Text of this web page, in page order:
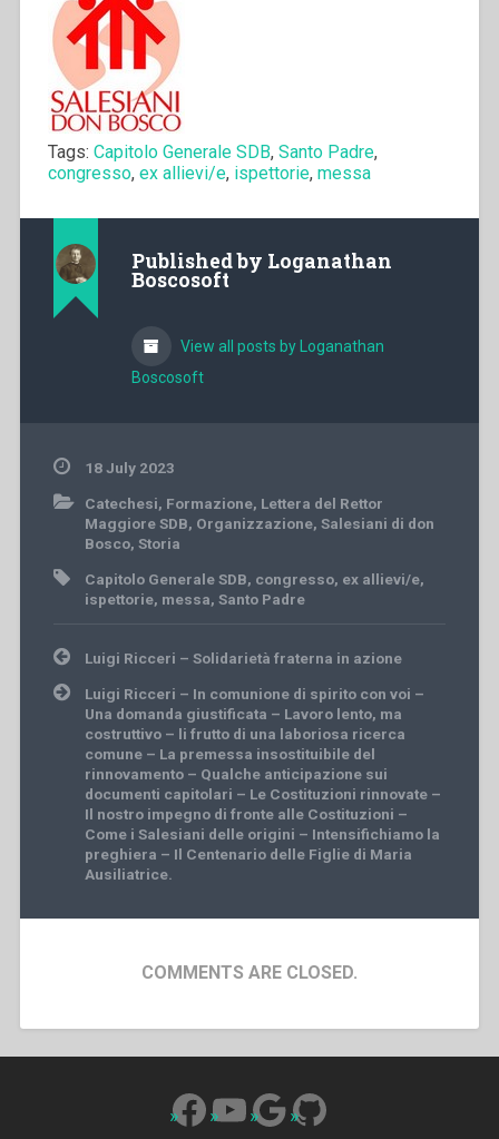
Tags: Capitolo Generale SDB, Santo Padre,
congresso, ex allievi/e, ispettorie, messa
Published by Loganathan
Boscosoft
View all posts by Loganathan
Boscosoft
18 July 2023
Catechesi, Formazione, Lettera del Rettor
Maggiore SDB, Organizzazione, Salesiani di don
Bosco, Storia
Capitolo Generale SDB, congresso, ex allievi/e,
ispettorie, messa, Santo Padre
Post
navigation
Luigi Ricceri – Solidarietà fraterna in azione
Luigi Ricceri – In comunione di spirito con voi –
Una domanda giustificata – Lavoro lento, ma
costruttivo – li frutto di una laboriosa ricerca
comune – La premessa insostituibile del
rinnovamento – Qualche anticipazione sui
documenti capitolari – Le Costituzioni rinnovate –
Il nostro impegno di fronte alle Costituzioni –
Come i Salesiani delle origini – Intensifichiamo la
preghiera – Il Centenario delle Figlie di Maria
Ausiliatrice.
COMMENTS ARE CLOSED.
Facebook
YouTube
Google
GitHub